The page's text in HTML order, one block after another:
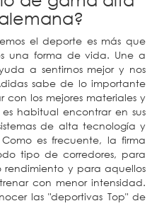
el deporte es más que
una forma de vida. Une a
a sentirnos mejor y nos
sabe de lo importante
los mejores materiales y
habitual encontrar en sus
de alta tecnología y
es frecuente, la firma
tipo de corredores, para
y para aquellos
con menor intensidad.
las "deportivas Top" de